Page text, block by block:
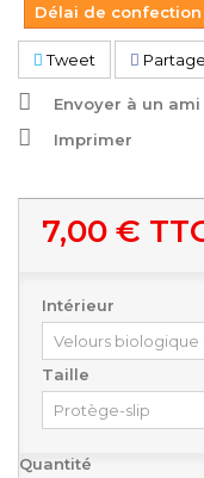
Délai de confection
Tweet
Envoyer à un ami
Imprimer
7,00 €
Intérieur
Taille
Quantité